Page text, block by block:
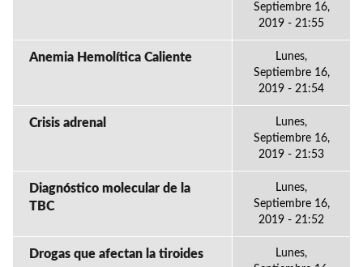
Septiembre 16,
2019 - 21:55
Anemia Hemolítica Caliente
Lunes,
Septiembre 16,
2019 - 21:54
Crisis adrenal
Lunes,
Septiembre 16,
2019 - 21:53
Diagnóstico molecular de la
TBC
Lunes,
Septiembre 16,
2019 - 21:52
Drogas que afectan la tiroides
Lunes,